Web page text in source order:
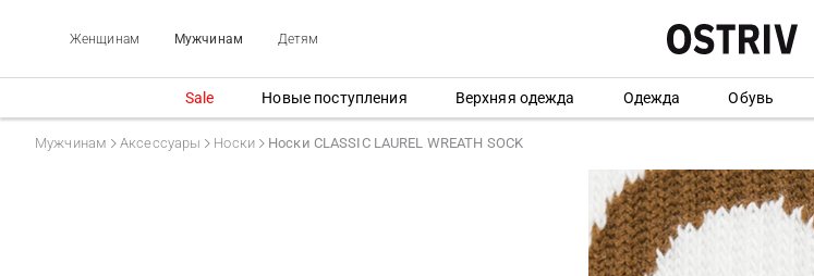
Женщинам Мужчинам Детям
Sale Новые поступления Верхняя одежда Одежда Обувь
Мужчинам Аксессуары Носки Носки CLASSIC LAUREL WREATH SOCK